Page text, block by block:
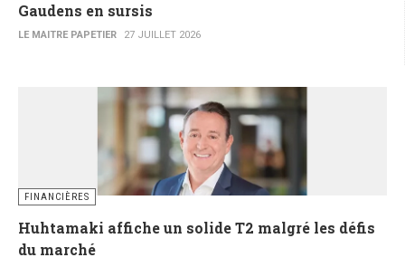
Gaudens en sursis
LE MAITRE PAPETIER 27 JUILLET 2026
FINANCIÈRES
Huhtamaki affiche un solide T2 malgré les défis
du marché